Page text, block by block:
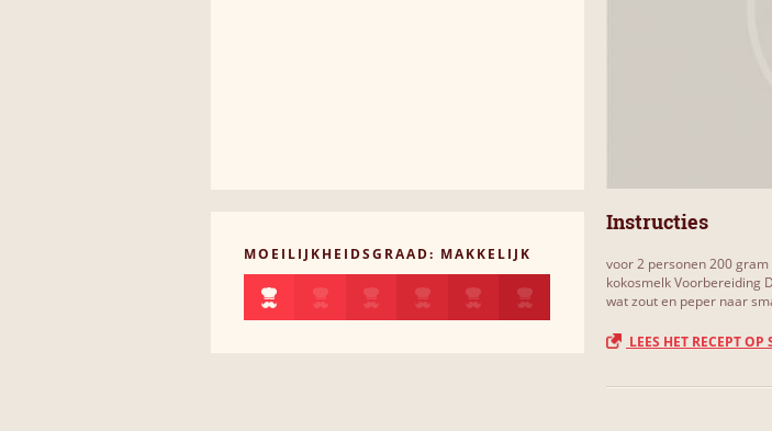
Instructies
voor 2 personen 200
kokosmelk Voorbereiding
wat zout en peper naar
LEES HET RECEPT
MOEILIJKHEIDSGRAAD: MAKKELIJK